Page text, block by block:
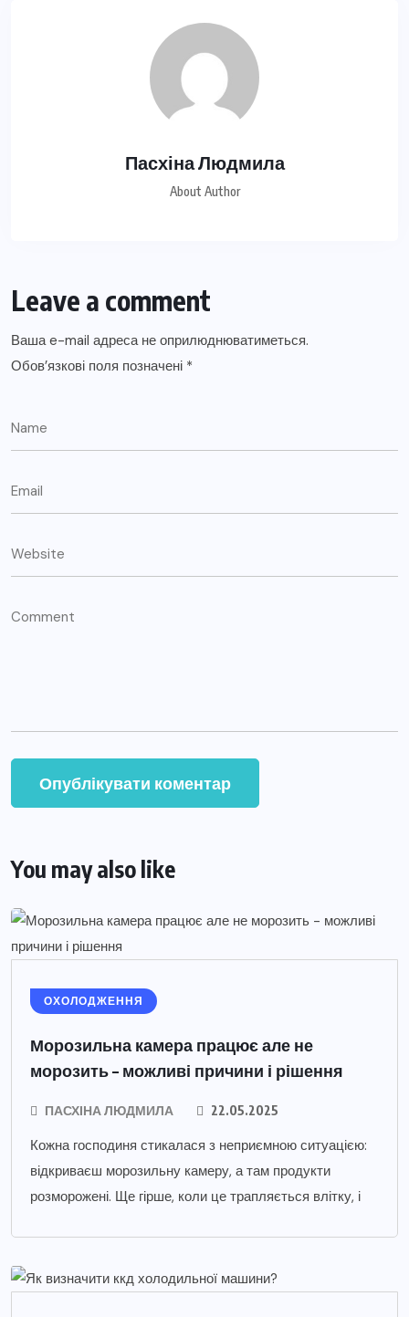
Пасхіна Людмила
About Author
Leave a comment
Ваша e-mail адреса не оприлюднюватиметься.
Обов’язкові поля позначені *
You may also like
ОХОЛОДЖЕННЯ
Морозильна камера працює але не
морозить – можливі причини і рішення
ПАСХІНА ЛЮДМИЛА 22.05.2025
Кожна господиня стикалася з неприємною ситуацією:
відкриваєш морозильну камеру, а там продукти
розморожені. Ще гірше, коли це трапляється влітку, і